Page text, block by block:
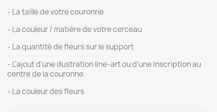
- La taille de votre couronne
- La couleur / matière de votre cerceau
- La quantité de fleurs sur le support
- L'ajout d'une illustration line-art ou d'une inscription au
centre de la couronne.
- La couleur des fleurs